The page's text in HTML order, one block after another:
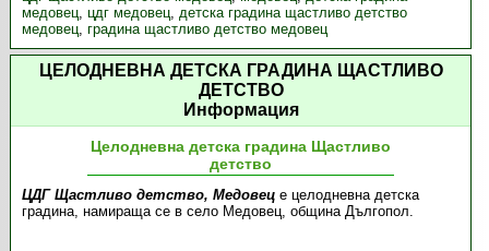
медовец, цдг медовец, детска градина щастливо детство
медовец, градина щастливо детство медовец
ЦЕЛОДНЕВНА ДЕТСКА ГРАДИНА ЩАСТЛИВО
ДЕТСТВО
Информация
Целодневна детска градина Щастливо
детство
ЦДГ Щастливо детство, Медовеце целодневна детска
градина, намираща се в село Медовец, община Дългопол.